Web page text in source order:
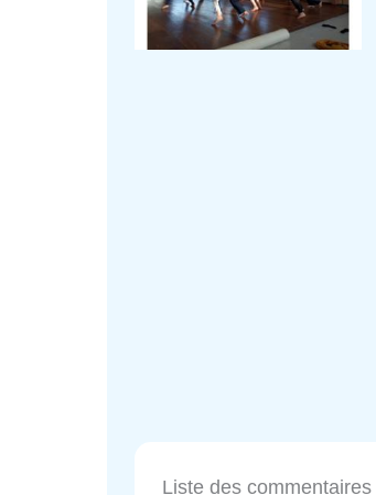
Liste des commentaires